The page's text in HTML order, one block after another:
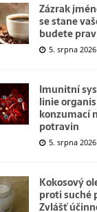
Zázrak
se stane
budete
5. srpna 2026
Imunitní
linie
konzumací
potravin
5. srpna 2026
Kokosový
proti suché
Zvlášť